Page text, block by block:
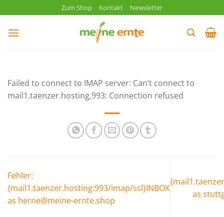
Inhalt
springen
Zum Shop Kontakt Newsletter
Failed to connect to IMAP server: Can’t connect to
mail1.taenzer.hosting,993: Connection refused
Fehler:
{mail1.taenzer.hosting:993/imap/ssl}INBOX
as herne@meine-ernte.shop
as